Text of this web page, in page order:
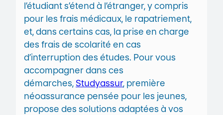
l’étudiant s’étend à l’étranger, y compris
pour les frais médicaux, le rapatriement,
et, dans certains cas, la prise en charge
des frais de scolarité en cas
d’interruption des études. Pour vous
accompagner dans ces
démarches,Studyassur, première
néoassurance pensée pour les jeunes,
propose des solutions adaptées à vos